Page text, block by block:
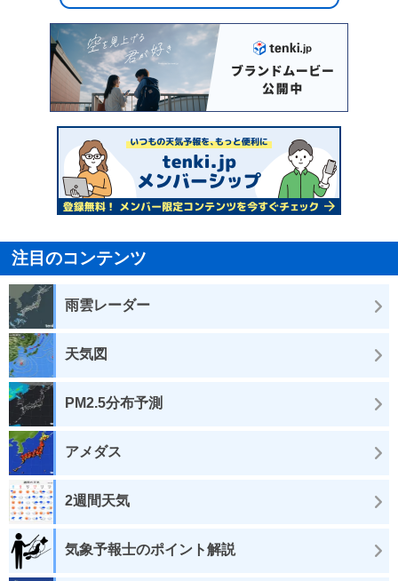
注目のコンテンツ
雨雲レーダー
天気図
PM2.5分布予測
アメダス
2週間天気
気象予報士のポイント解説